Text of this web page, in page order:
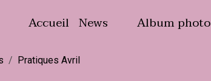
Accueil News Album photo
Pratiques Avril